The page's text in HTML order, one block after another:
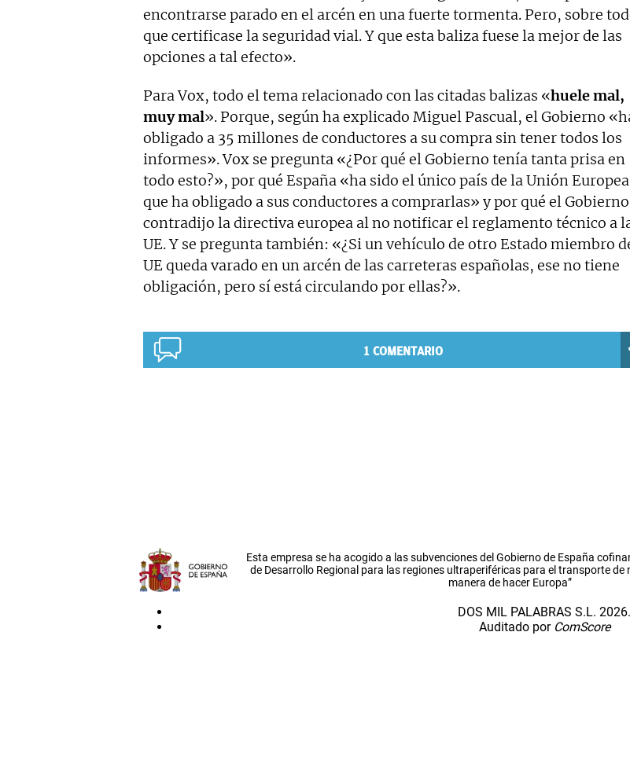
encontrarse parado en el arcén en una fuerte tormenta. Pero, sobre
que certificase la seguridad vial. Y que esta baliza fuese la mejor de las
opciones a tal efecto».
Para Vox, todo el tema relacionado con las citadas balizas «huele mal,
muy mal». Porque, según ha explicado Miguel Pascual, el Gobierno
obligado a 35 millones de conductores a su compra sin tener todos los
informes». Vox se pregunta «¿Por qué el Gobierno tenía tanta prisa en
todo esto?», por qué España «ha sido el único país de la Unión Europea
que ha obligado a sus conductores a comprarlas» y por qué el Gobierno
contradijo la directiva europea al no notificar el reglamento técnico a
UE. Y se pregunta también: «¿Si un vehículo de otro Estado miembro
UE queda varado en un arcén de las carreteras españolas, ese no tiene
obligación, pero sí está circulando por ellas?».
1 COMENTARIO
Esta empresa se ha acogido a las subvenciones del Gobierno de España
de Desarrollo Regional para las regiones ultraperiféricas para el transporte de
manera de hacer Europa”
DOS MIL PALABRAS S.L. 2026.
Auditado por ComScore